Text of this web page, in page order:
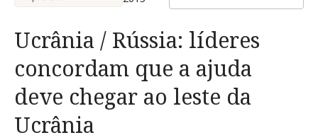
Ucrânia / Rússia: líderes
concordam que a ajuda
deve chegar ao leste da
Ucrânia